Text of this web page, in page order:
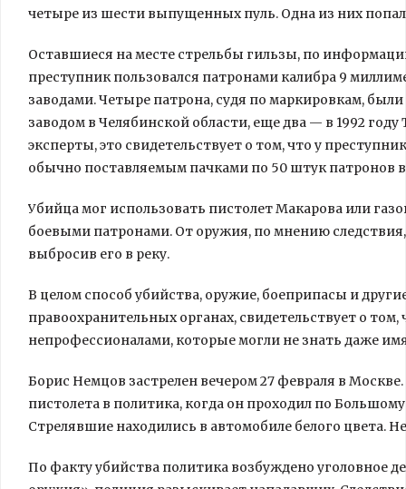
четыре из шести выпущенных пуль. Одна из них
Оставшиеся на месте стрельбы гильзы, по
преступник пользовался патронами калибра 9
заводами. Четыре патрона, судя по маркировкам,
заводом в Челябинской области, еще два — в 1992
эксперты, это свидетельствует о том, что у
обычно поставляемым пачками по 50 штук патронов
Убийца мог использовать пистолет Макарова или
боевыми патронами. От оружия, по мнению следствия,
выбросив его в реку.
В целом способ убийства, оружие, боеприпасы и
правоохранительных органах, свидетельствует о
непрофессионалами, которые могли не знать даже
Борис Немцов застрелен вечером 27 февраля в
пистолета в политика, когда он проходил по
Стрелявшие находились в автомобиле белого цвета.
По факту убийства политика возбуждено уголовное